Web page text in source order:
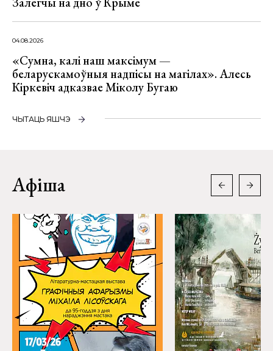
04.08.2026
«Сумна, калі наш максімум —
беларускамоўныя надпісы на магілах». Алесь
Кіркевіч адказвае Міколу Бугаю
ЧЫТАЦЬ ЯШЧЭ
Афіша